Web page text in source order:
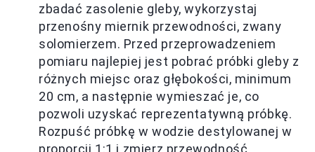
zbadać zasolenie gleby, wykorzystaj
przenośny miernik przewodności, zwany
solomierzem. Przed przeprowadzeniem
pomiaru najlepiej jest pobrać próbki gleby z
różnych miejsc oraz głębokości, minimum
20 cm, a następnie wymieszać je, co
pozwoli uzyskać reprezentatywną próbkę.
Rozpuść próbkę w wodzie destylowanej w